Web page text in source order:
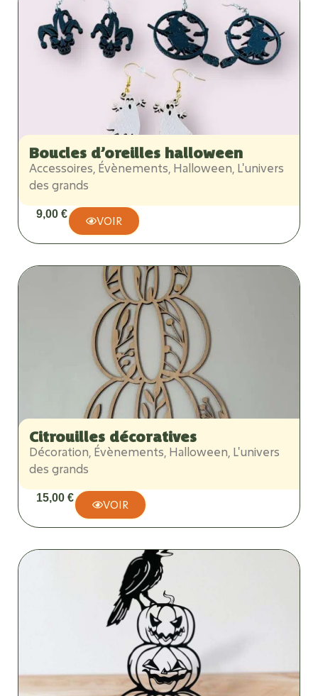
Boucles d’oreilles halloween
Accessoires Évènements Halloween L'univers
des grands
9,00 € VOIR
Citrouilles décoratives
Décoration Évènements Halloween L'univers
des grands
15,00 € VOIR